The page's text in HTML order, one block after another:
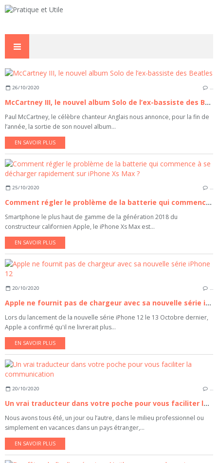
26/10/2020 …
McCartney III, le nouvel album Solo de l’ex-bassiste des Beatles
Paul McCartney, le célèbre chanteur Anglais nous annonce, pour la fin de
l’année, la sortie de son nouvel album...
EN SAVOIR PLUS
25/10/2020 …
Comment régler le problème de la batterie qui commence à se décharger rapidement sur iPhone Xs Max ?
Smartphone le plus haut de gamme de la génération 2018 du
constructeur californien Apple, le iPhone Xs Max est...
EN SAVOIR PLUS
20/10/2020 …
Apple ne fournit pas de chargeur avec sa nouvelle série iPhone 12
Lors du lancement de la nouvelle série iPhone 12 le 13 Octobre dernier,
Apple a confirmé qu'il ne livrerait plus...
EN SAVOIR PLUS
20/10/2020
Un vrai traducteur dans votre poche pour vous faciliter la communication
Nous avons tous été, un jour ou l’autre, dans le milieu professionnel ou
simplement en vacances dans un pays étranger,...
EN SAVOIR PLUS